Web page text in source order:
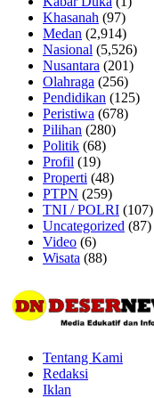
Khasanah (97)
Medan (2,914)
Nasional (5,526)
Nusantara (201)
Olahraga (256)
Pendidikan (125)
Peristiwa (678)
Pilihan (280)
Politik (68)
Profil (19)
Properti (48)
PTPN (259)
TNI / POLRI (107)
Uncategorized (87)
Video (6)
Wisata (88)
Tentang Kami
Redaksi
Iklan